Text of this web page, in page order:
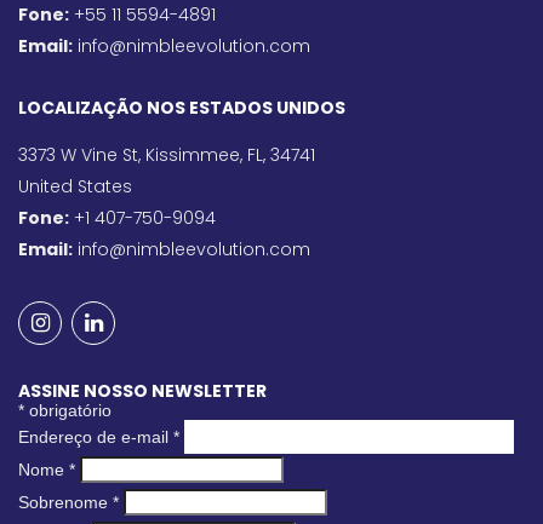
Fone: +55 11 5594-4891
Email: info@nimbleevolution.com
LOCALIZAÇÃO NOS ESTADOS UNIDOS
3373 W Vine St, Kissimmee, FL, 34741
United States
Fone: +1 407-750-9094
Email: info@nimbleevolution.com
ASSINE NOSSO NEWSLETTER
* obrigatório
Endereço de e-mail *
Nome *
Sobrenome *